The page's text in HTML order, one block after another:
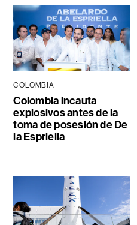
COLOMBIA
Colombia incauta
explosivos antes de la
toma de posesión de De
la Espriella